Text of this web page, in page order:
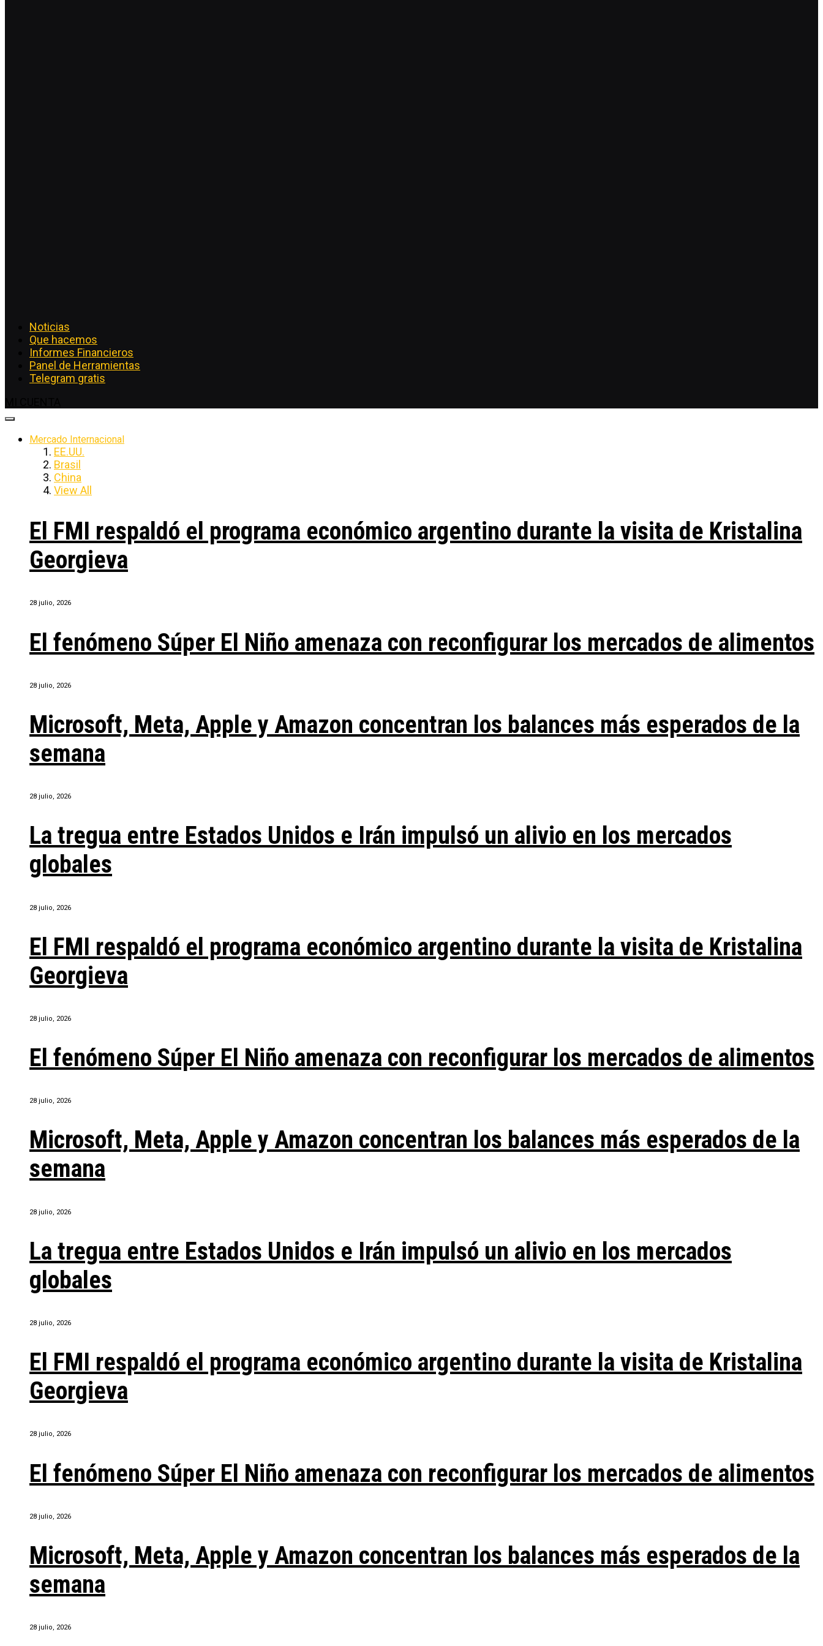
Noticias
Que hacemos
Informes Financieros
Panel de Herramientas
Telegram gratis
Mercado Internacional
EE.UU.
Brasil
China
View All
El FMI respaldó el programa económico argentino durante la visita de Kristalina
Georgieva
28 julio, 2026
El fenómeno Súper El Niño amenaza con reconfigurar los mercados de alimentos
28 julio, 2026
Microsoft, Meta, Apple y Amazon concentran los balances más esperados de la
semana
28 julio, 2026
La tregua entre Estados Unidos e Irán impulsó un alivio en los mercados
globales
28 julio, 2026
El FMI respaldó el programa económico argentino durante la visita de Kristalina
Georgieva
28 julio, 2026
El fenómeno Súper El Niño amenaza con reconfigurar los mercados de alimentos
28 julio, 2026
Microsoft, Meta, Apple y Amazon concentran los balances más esperados de la
semana
28 julio, 2026
La tregua entre Estados Unidos e Irán impulsó un alivio en los mercados
globales
28 julio, 2026
El FMI respaldó el programa económico argentino durante la visita de Kristalina
Georgieva
28 julio, 2026
El fenómeno Súper El Niño amenaza con reconfigurar los mercados de alimentos
28 julio, 2026
Microsoft, Meta, Apple y Amazon concentran los balances más esperados de la
semana
28 julio, 2026